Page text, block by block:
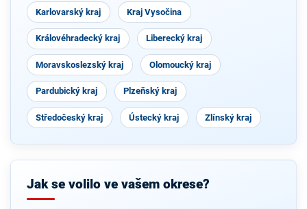
Karlovarský kraj Kraj Vysočina
Královéhradecký kraj Liberecký kraj
Moravskoslezský kraj Olomoucký kraj
Pardubický kraj Plzeňský kraj
Středočeský kraj Ústecký kraj Zlínský kraj
Jak se volilo ve vašem okrese?